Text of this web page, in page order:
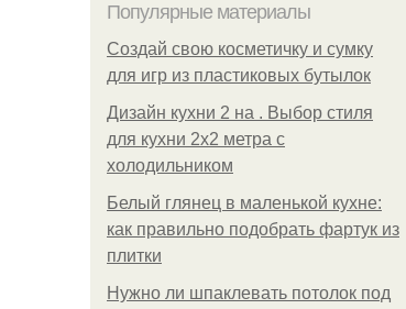
Популярные материалы
Создай свою косметичку и сумку
для игр из пластиковых бутылок
Дизайн кухни 2 на . Выбор стиля
для кухни 2х2 метра с
холодильником
Белый глянец в маленькой кухне:
как правильно подобрать фартук из
плитки
Нужно ли шпаклевать потолок под